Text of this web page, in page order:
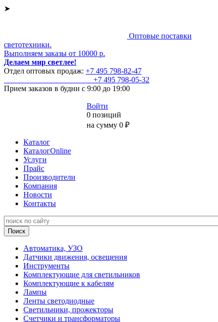
➤
Оптовые поставки
светотехники.
Выполняем заказы от 10000 р.
Делаем мир светлее!
Отдел оптовых продаж: +7 495 798-82-47
+7 495 798-05-32
Прием заказов в будни с 9:00 до 19:00
Войти
0 позиций
на сумму 0 ₽
Каталог
КаталогOnline
Услуги
Прайс
Производители
Компания
Новости
Контакты
Автоматика, УЗО
Датчики движения, освещения
Инструменты
Комплектующие для светильников
Комплектующие к кабелям
Лампы
Ленты светодиодные
Светильники, прожекторы
Счетчики и трансформаторы